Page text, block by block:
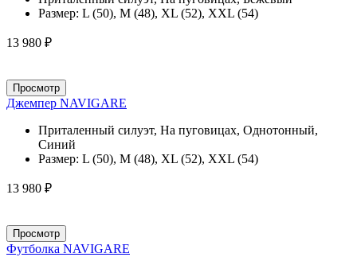
Размер: L (50), M (48), XL (52), XXL (54)
13 980 ₽
Просмотр
Джемпер NAVIGARE
Приталенный силуэт, На пуговицах, Однотонный,
Синий
Размер: L (50), M (48), XL (52), XXL (54)
13 980 ₽
Просмотр
Футболка NAVIGARE